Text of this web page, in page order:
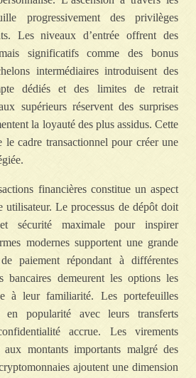
progressivement des privilèges
Les niveaux d’entrée offrent des
significatifs comme des bonus
intermédiaires introduisent des
dédiés et des limites de retrait
supérieurs réservent des surprises
la loyauté des plus assidus. Cette
le cadre transactionnel pour créer une
financières constitue un aspect
utilisateur. Le processus de dépôt doit
sécurité maximale pour inspirer
modernes supportent une grande
paiement répondant à différentes
bancaires demeurent les options les
à leur familiarité. Les portefeuilles
en popularité avec leurs transferts
accrue. Les virements
aux montants importants malgré des
ajoutent une dimension